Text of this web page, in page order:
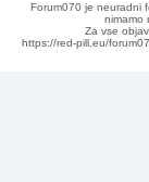
Forum070 je neuradni
nimamo
Za vse
https://red-pill.eu/